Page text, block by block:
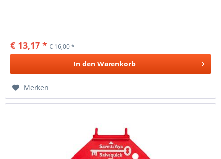
€ 13,17 * € 16,00 *
In den Warenkorb
Merken